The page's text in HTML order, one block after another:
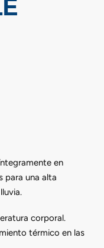
en
para una alta
corporal.
térmico en las